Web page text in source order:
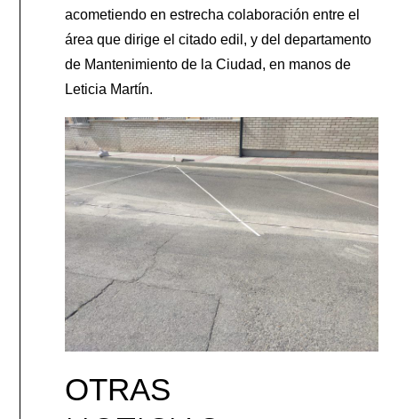
acometiendo en estrecha colaboración entre el
área que dirige el citado edil, y del departamento
de Mantenimiento de la Ciudad, en manos de
Leticia Martín.
OTRAS